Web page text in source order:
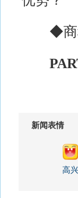
◆商科
新闻表情
高兴